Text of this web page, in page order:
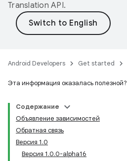
Translation API.
Android Developers Get started
Эта информация оказалась полезной?
Содержание
Объявление зависимостей
Обратная связь
Версия 1.0
Версия 1.0.0-alpha16